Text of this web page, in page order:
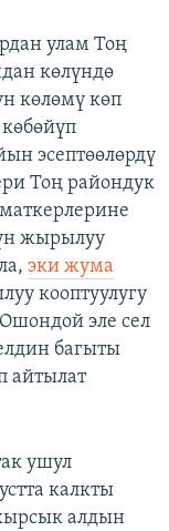
улам Тоң
көлүндө
көлөмү көп
эсептөөлөрдү
Тоң райондук
жырылуу
эки жума
кооптуулугу
эле сел
багыты
айтылат
ушул
калкты
алдын